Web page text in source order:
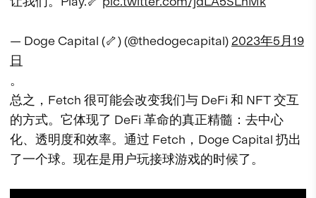
— Doge Capital (🦴) (@thedogecapital)2023年5月19
日
。
总之，Fetch 很可能会改变我们与 DeFi 和 NFT 交互
的方式。它体现了 DeFi 革命的真正精髓：去中心
化、透明度和效率。通过 Fetch，Doge Capital 扔出
了一个球。现在是用户玩接球游戏的时候了。